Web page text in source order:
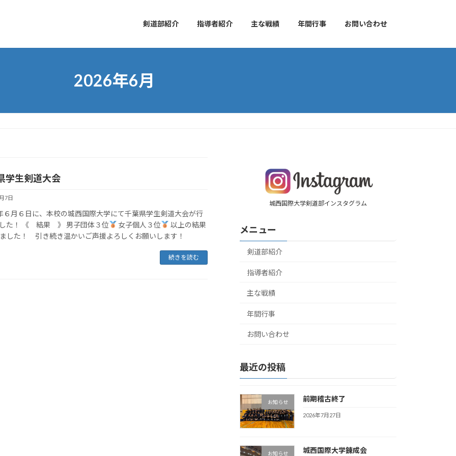
剣道部紹介 指導者紹介 主な戦績 年間行事 お問い合わせ
2026年6月
学生剣道大会
7日
６月６日に、本校の城西国際大学にて千葉県学生剣道大会が行
た！ 《 結果 》 男子団体３位
女子個人３位
以上の結果
した！ 引き続き温かいご声援よろしくお願いします！
続きを読む
城西国際大学剣道部インスタグラム
メニュー
剣道部紹介
指導者紹介
主な戦績
年間行事
お問い合わせ
最近の投稿
お知らせ 前期稽古終了
2026年7月27日
お知らせ 城西国際大学錬成会